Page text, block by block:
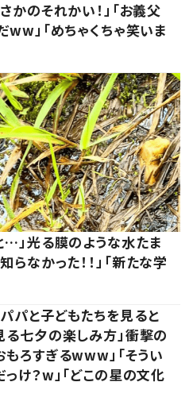
かのそれかい！」「お義父
ww」「めちゃくちゃ笑いま
…」光る膜のような水たま
なかった！！」「新たな学
パと子どもたちを見ると
七夕の楽しみ方」衝撃の
ろすぎるwww」「そうい
っけ？w」「どこの星の文化